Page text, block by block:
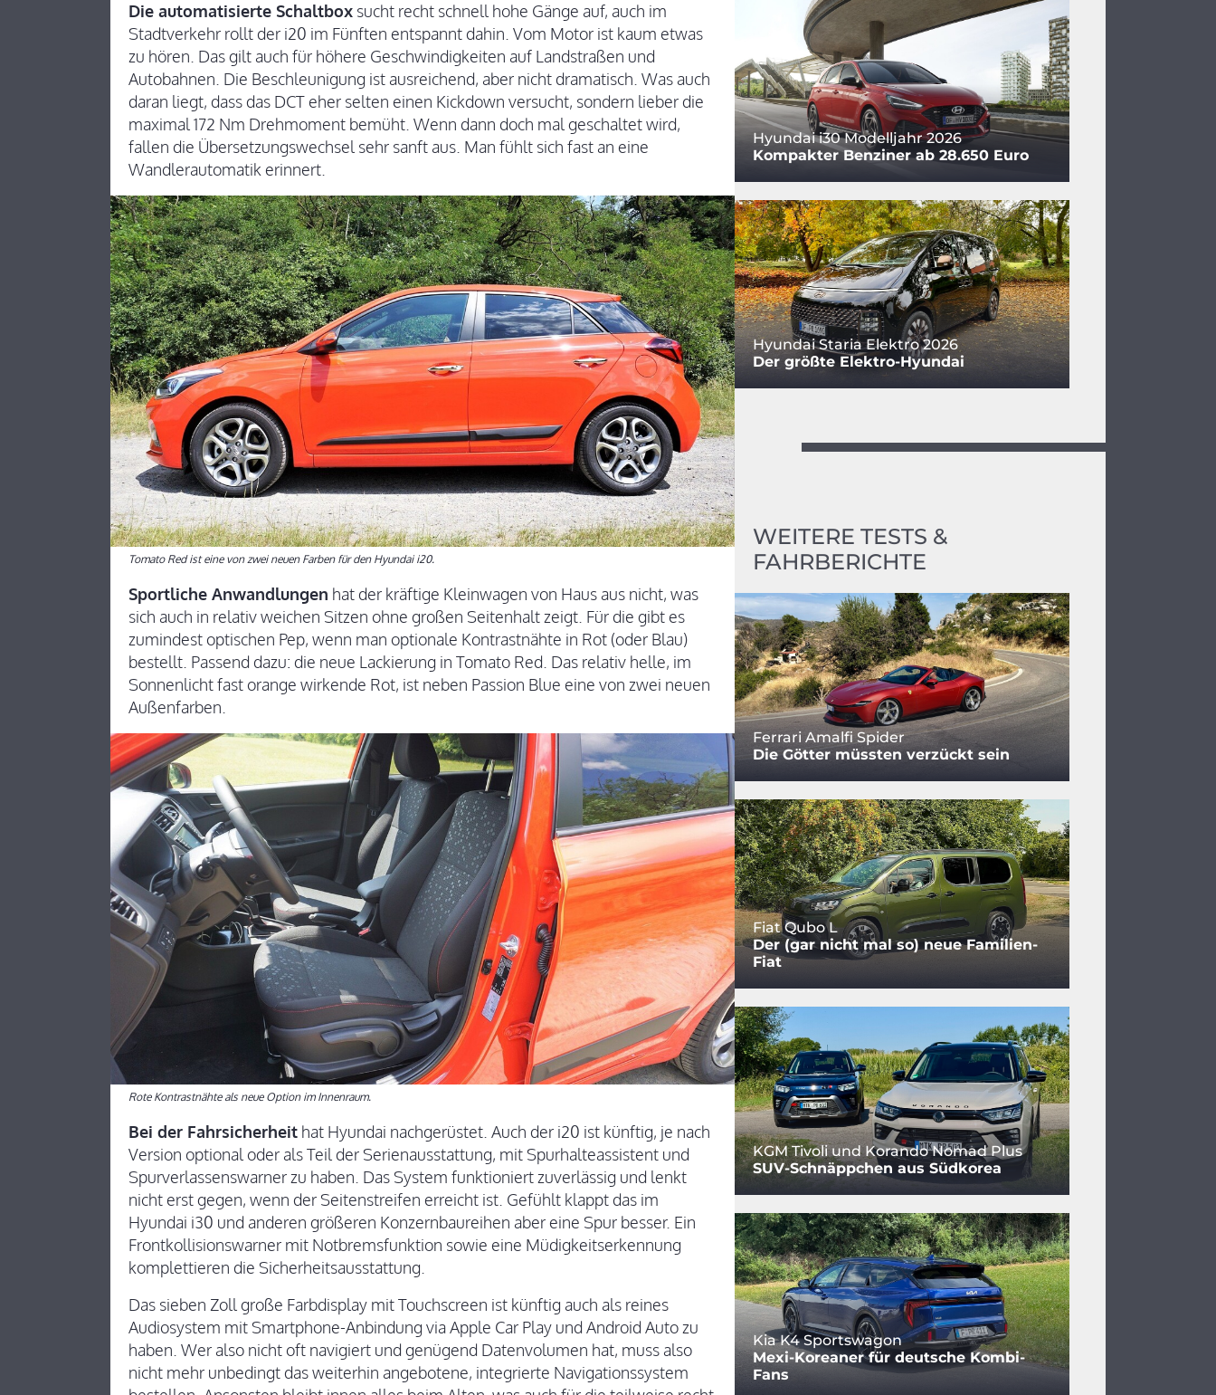
Die automatisierte Schaltbox sucht recht schnell hohe Gänge auf, auch im
Stadtverkehr rollt der i20 im Fünften entspannt dahin. Vom Motor ist kaum etwas
zu hören. Das gilt auch für höhere Geschwindigkeiten auf Landstraßen und
Autobahnen. Die Beschleunigung ist ausreichend, aber nicht dramatisch. Was auch
daran liegt, dass das DCT eher selten einen Kickdown versucht, sondern lieber die
maximal 172 Nm Drehmoment bemüht. Wenn dann doch mal geschaltet wird,
fallen die Übersetzungswechsel sehr sanft aus. Man fühlt sich fast an eine
Wandlerautomatik erinnert.
Tomato Red ist eine von zwei neuen Farben für den Hyundai i20.
Sportliche Anwandlungen hat der kräftige Kleinwagen von Haus aus nicht, was
sich auch in relativ weichen Sitzen ohne großen Seitenhalt zeigt. Für die gibt es
zumindest optischen Pep, wenn man optionale Kontrastnähte in Rot (oder Blau)
bestellt. Passend dazu: die neue Lackierung in Tomato Red. Das relativ helle, im
Sonnenlicht fast orange wirkende Rot, ist neben Passion Blue eine von zwei neuen
Außenfarben.
Rote Kontrastnähte als neue Option im Innenraum.
Bei der Fahrsicherheit hat Hyundai nachgerüstet. Auch der i20 ist künftig, je nach
Version optional oder als Teil der Serienausstattung, mit Spurhalteassistent und
Spurverlassenswarner zu haben. Das System funktioniert zuverlässig und lenkt
nicht erst gegen, wenn der Seitenstreifen erreicht ist. Gefühlt klappt das im
Hyundai i30 und anderen größeren Konzernbaureihen aber eine Spur besser. Ein
Frontkollisionswarner mit Notbremsfunktion sowie eine Müdigkeitserkennung
komplettieren die Sicherheitsausstattung.
Das sieben Zoll große Farbdisplay mit Touchscreen ist künftig auch als reines
Audiosystem mit Smartphone-Anbindung via Apple Car Play und Android Auto zu
haben. Wer also nicht oft navigiert und genügend Datenvolumen hat, muss also
nicht mehr unbedingt das weiterhin angebotene, integrierte Navigationssystem
Hyundai i30 Modelljahr 2026
Kompakter Benziner ab 28.650 Euro
Hyundai Staria Elektro 2026
Der größte Elektro-Hyundai
WEITERE TESTS &
FAHRBERICHTE
Ferrari Amalfi Spider
Die Götter müssten verzückt sein
Fiat Qubo L
Der (gar nicht mal so) neue Familien-
Fiat
KGM Tivoli und Korando Nomad Plus
SUV-Schnäppchen aus Südkorea
Kia K4 Sportswagon
Mexi-Koreaner für deutsche Kombi-
Fans